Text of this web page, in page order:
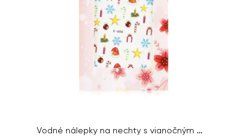
Vodné nálepky na nechty s vianočným motívom – X006